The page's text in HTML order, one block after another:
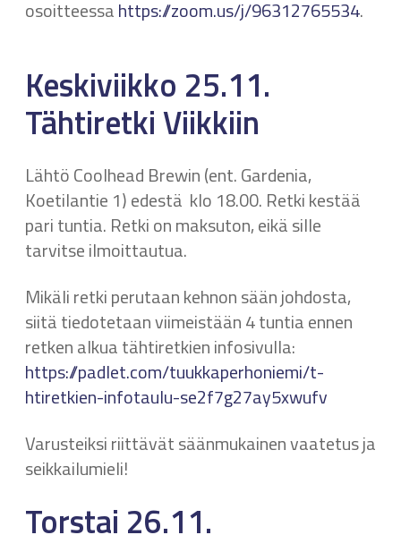
osoitteessahttps://zoom.us/j/96312765534.
Keskiviikko 25.11.
Tähtiretki Viikkiin
Lähtö Coolhead Brewin (ent. Gardenia,
Koetilantie 1) edestä klo 18.00. Retki kestää
pari tuntia. Retki on maksuton, eikä sille
tarvitse ilmoittautua.
Mikäli retki perutaan kehnon sään johdosta,
siitä tiedotetaan viimeistään 4 tuntia ennen
retken alkua tähtiretkien infosivulla:
https://padlet.com/tuukkaperhoniemi/t-
htiretkien-infotaulu-se2f7g27ay5xwufv
Varusteiksi riittävät säänmukainen vaatetus ja
seikkailumieli!
Torstai 26.11.